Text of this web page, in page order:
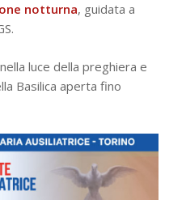
notturna, guidata a
luce della preghiera e
Basilica aperta fino